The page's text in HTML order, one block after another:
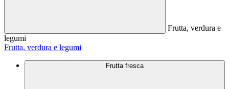
Frutta, verdura e
legumi
Frutta, verdura e legumi
Frutta fresca